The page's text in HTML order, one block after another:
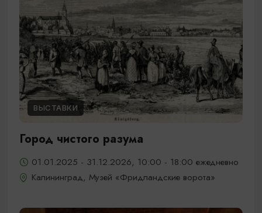
ВЫСТАВКИ
Город чистого разума
01.01.2025 - 31.12.2026, 10:00 - 18:00 ежедневно
Калининград, Музей «Фридландские ворота»